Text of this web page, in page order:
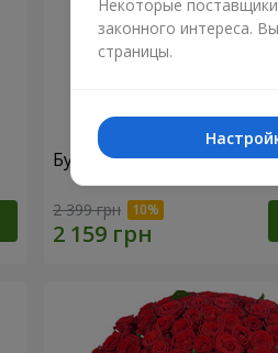
Букет "15 разноцветных
2 399 грн
Некоторые
законного интереса.
страницы.